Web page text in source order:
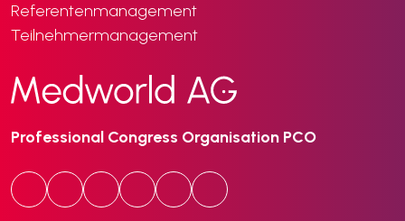
Professional Congress Organisation PCO
Referentenmanagement
Teilnehmermanagement